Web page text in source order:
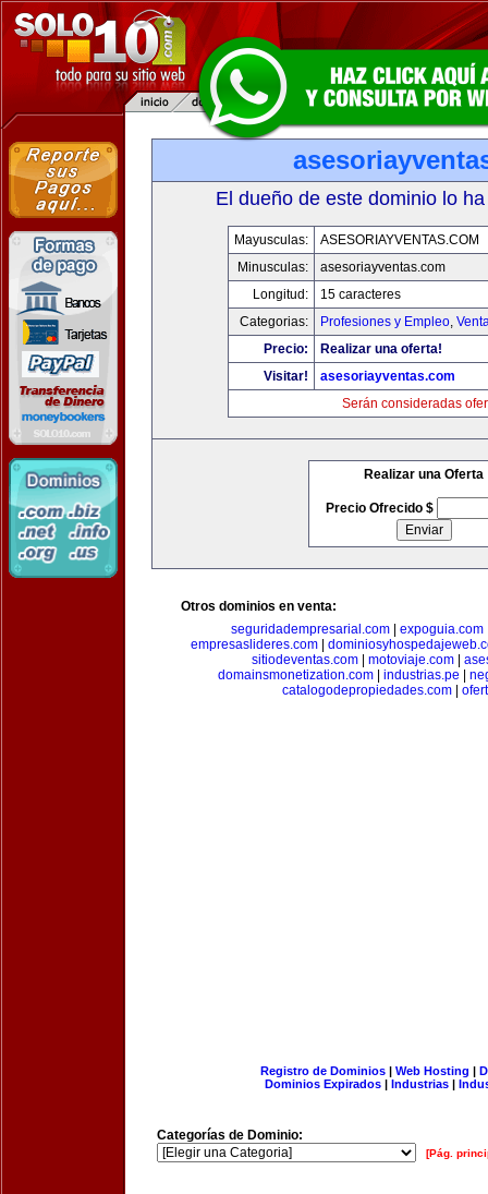
El dueño de este dominio lo
Mayusculas:
ASESORIAYVENTAS.COM
Minusculas:
asesoriayventas.com
Longitud:
15 caracteres
Categorias:
Profesiones y Empleo,
Precio:
Realizar una oferta!
Visitar!
asesoriayventas.com
Serán consideradas
Realizar una Oferta
Precio Ofrecido $
Otros dominios en venta:
seguridadempresarial.com
expoguia.com
empresaslideres.com|
sitiodeventas.com
motoviaje.com
domainsmonetization.com| industrias.pe
catalogodepropiedades.com
Registro de Dominios| Web Hosting |
Dominios Expirados | Industrias |
Categorías de Dominio:
[Pág.